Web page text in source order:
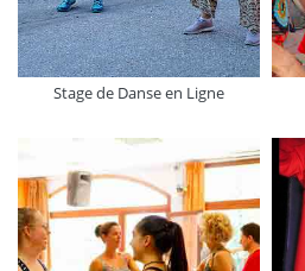
Stage de Danse en Ligne